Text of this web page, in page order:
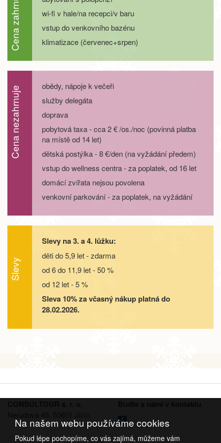
22.08. - 27.08.26
22.08. - 29.08.26 8 dní 13 600 Kč
29.08. - 01.09.26 4 dny 5 400 Kč
29.08. - 02.09.26 5 dní
29.08. - 03.09.26 9 000 Kč objednej
29.08. - 05.09.26 8 dní 12 500 Kč objednej
05.09. - 08.09.26
4 dny 5 400 Kč objednej
objednej
05.09. - 10.09.26 6 dní 9 000 Kč
05.09. - 12.09.26 8 dní
12.09. - 15.09.26 4 dny 5 400 Kč objednej
objednej
19.09. - 22.09.26 4 dny 5 400 Kč
19.09. - 23.09.26 5 dní 7 200 Kč objednej
Cena zahrnuje
wi-fi v hale/na recepci/v baru
vstup do venkovního bazénu
klimatizace (červenec+srpen)
Cena nezahrnuje
obědy, nápoje k večeři
služby delegáta
doprava
pobytová taxa - cca 2 € /os./noc (povinná platba
na místě od 14 let)
dětská postýlka - 8 €/den (na vyžádání předem)
vstup do wellness centra - za poplatek, od 16 let
domácí zvířata nejsou povolena
venkovní parkování - za poplatek, na vyžádání
Slevy
Slevy na 3. a 4. lůžku:
děti do 5,9 let - zdarma
od 6 do 11,9 let - 50 %
od 12 let - 5 %
Sleva 10% za včasný nákup platná do
28.02.2026.
Na našem webu používáme cookies
Pokud lépe pochopíme, co vás zajímá, můžeme vám